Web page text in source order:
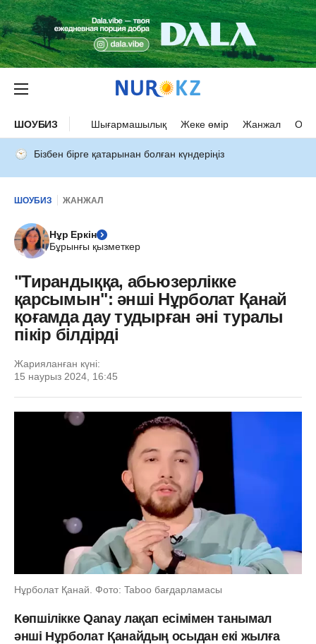
ШОУБИЗ Шығармашылық Жеке өмір Жанжал
Бізбен бірге қатарынан болған күндеріңіз
ШОУБИЗ ЖАНЖАЛ
Нұр Еркін
Бұрынғы қызметкер
"Тирандыққа, абьюзерлікке
қарсымын": әнші Нұрболат Қанай
қоғамда дау тудырған әні туралы
пікір білдірді
Жарияланған күні:
15 наурыз 2024, 16:45
Нұрболат Қанай. Фото: Taboo бағдарламасы
Көпшілікке Qanay лақап есімімен танымал
әнші Нұрболат Қанайдың осыдан екі жылға